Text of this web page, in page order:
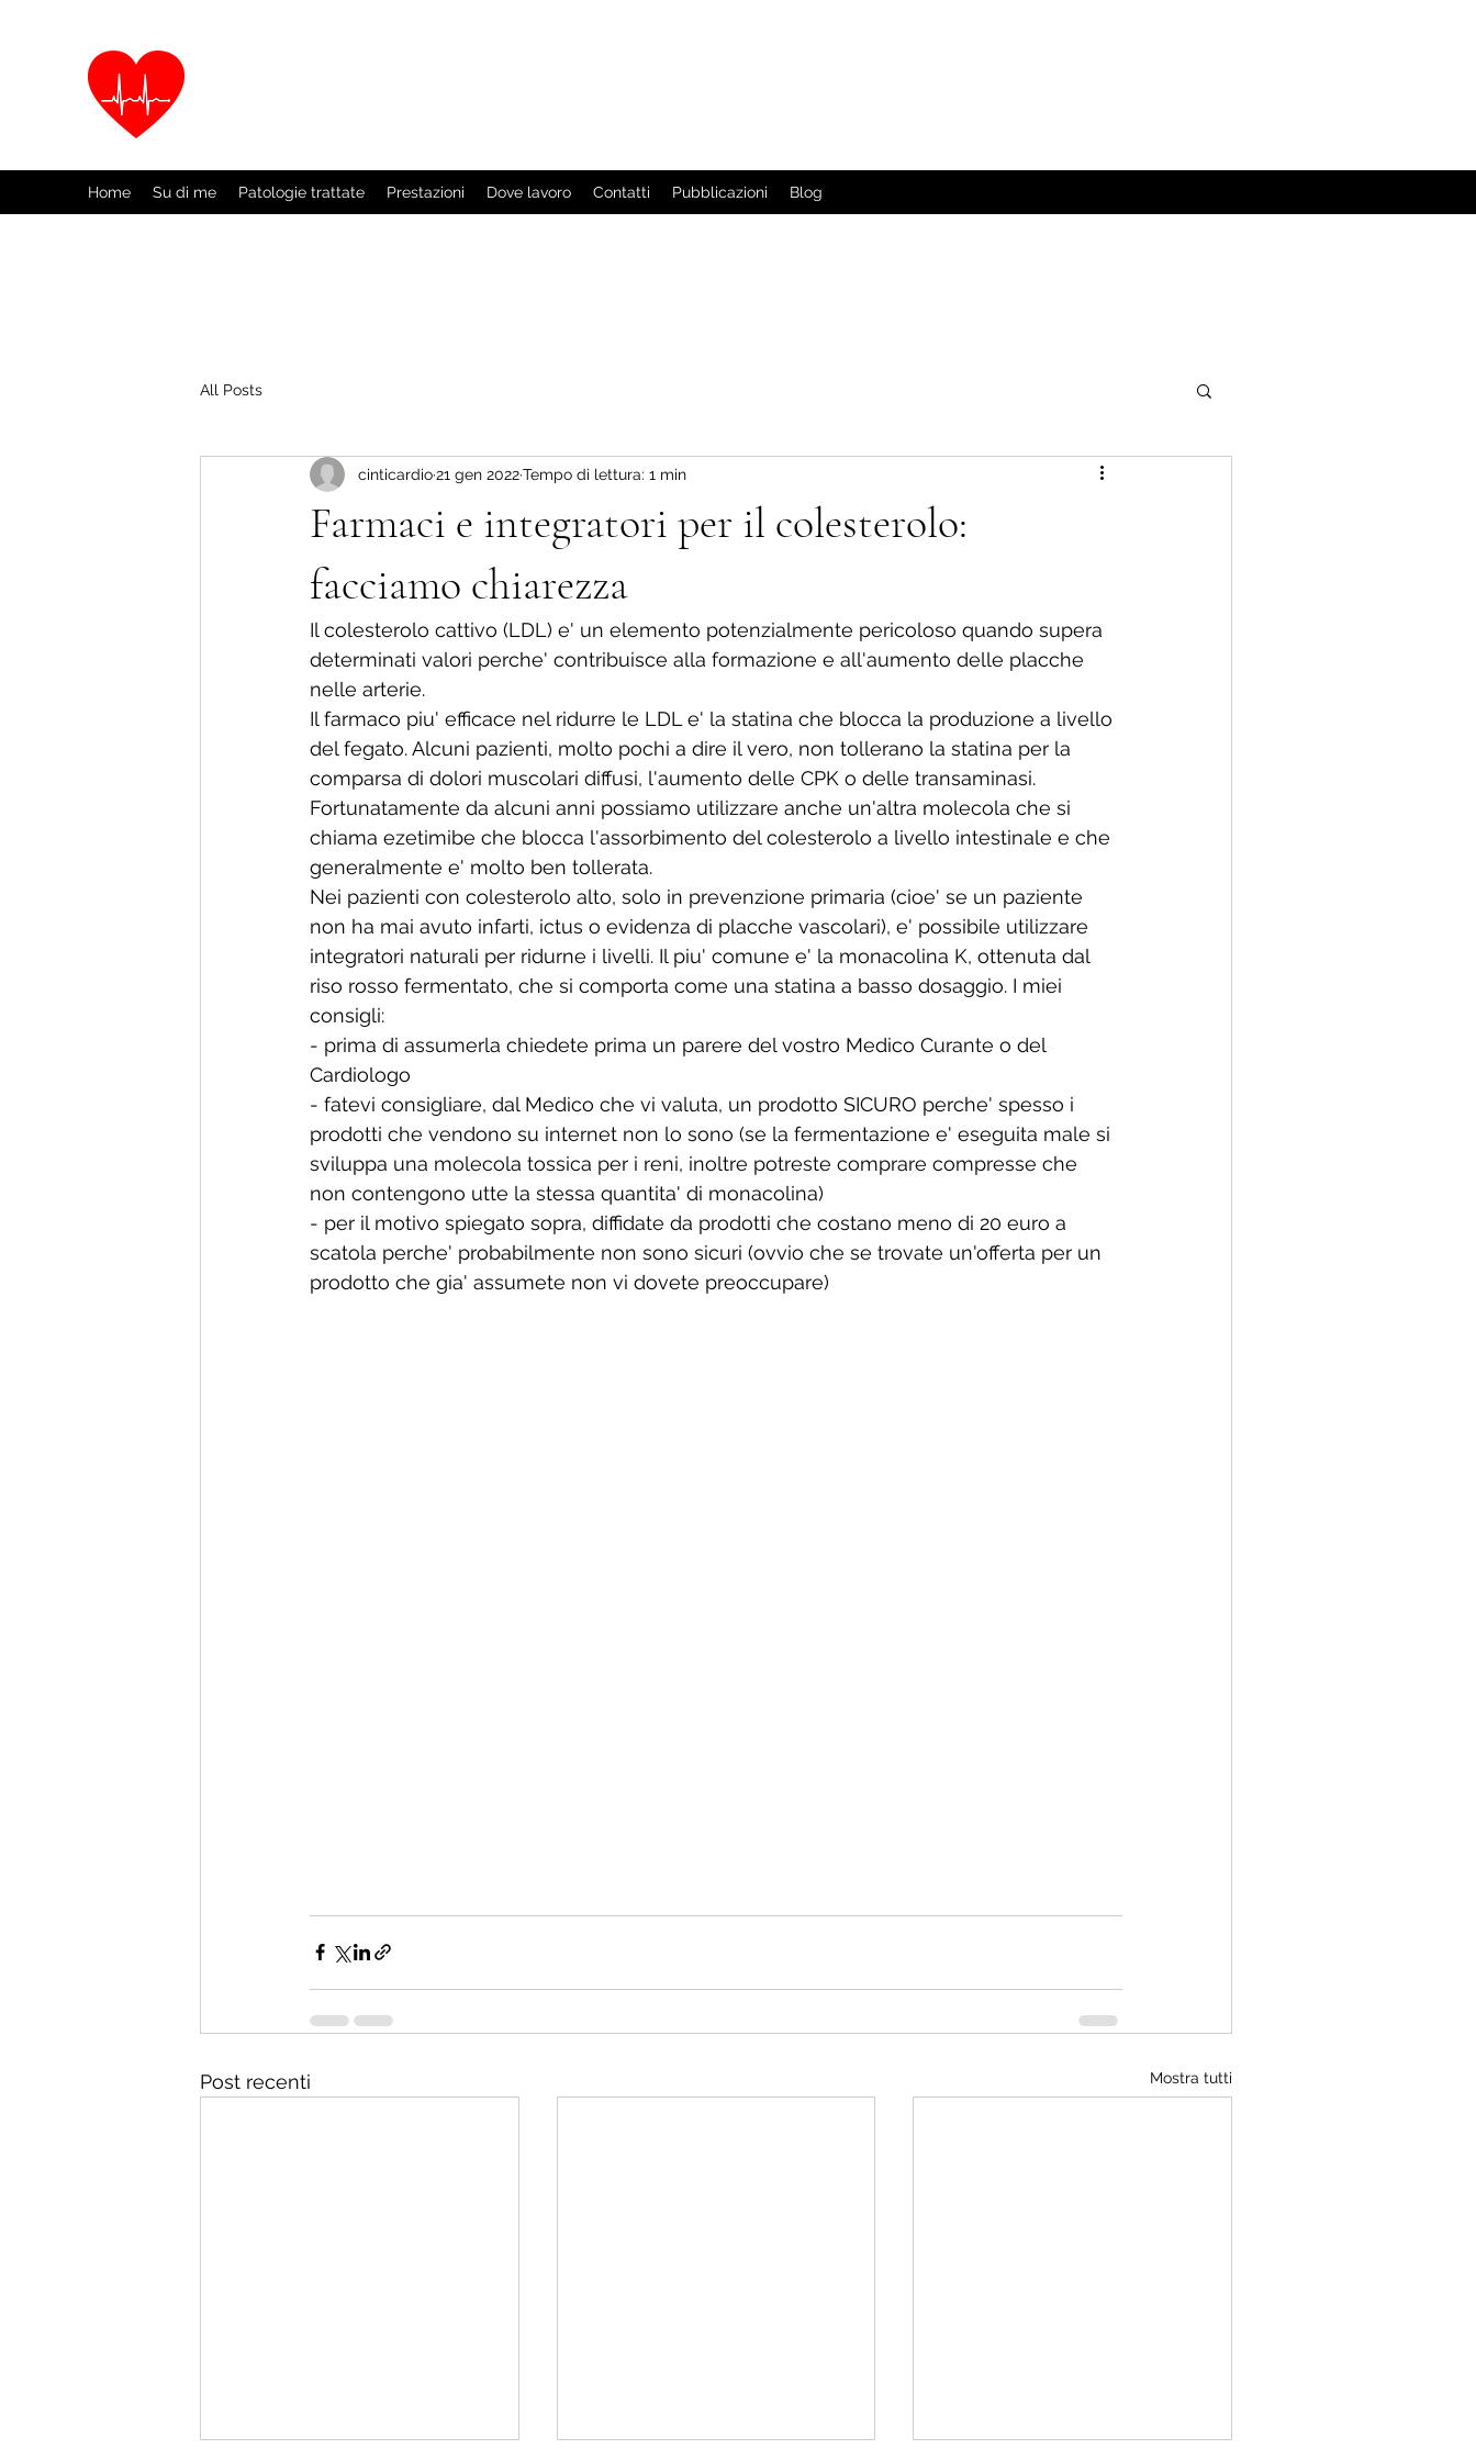
Home Su di me Patologie trattate Prestazioni Dove lavoro Contatti Pubblicazioni Blog
All Posts
Farmaci e integratori per il colesterolo:
facciamo chiarezza
cinticardio21 gen 2022Tempo di lettura: 1 min
Il colesterolo cattivo (LDL) e' un elemento potenzialmente pericoloso quando supera
determinati valori perche' contribuisce alla formazione e all'aumento delle placche
nelle arterie.
Il farmaco piu' efficace nel ridurre le LDL e' la statina che blocca la produzione a livello
del fegato. Alcuni pazienti, molto pochi a dire il vero, non tollerano la statina per la
comparsa di dolori muscolari diffusi, l'aumento delle CPK o delle transaminasi.
Fortunatamente da alcuni anni possiamo utilizzare anche un'altra molecola che si
chiama ezetimibe che blocca l'assorbimento del colesterolo a livello intestinale e che
generalmente e' molto ben tollerata.
Nei pazienti con colesterolo alto, solo in prevenzione primaria (cioe' se un paziente
non ha mai avuto infarti, ictus o evidenza di placche vascolari), e' possibile utilizzare
integratori naturali per ridurne i livelli. Il piu' comune e' la monacolina K, ottenuta dal
riso rosso fermentato, che si comporta come una statina a basso dosaggio. I miei
consigli:
- prima di assumerla chiedete prima un parere del vostro Medico Curante o del
Cardiologo
- fatevi consigliare, dal Medico che vi valuta, un prodotto SICURO perche' spesso i
prodotti che vendono su internet non lo sono (se la fermentazione e' eseguita male si
sviluppa una molecola tossica per i reni, inoltre potreste comprare compresse che
non contengono utte la stessa quantita' di monacolina)
- per il motivo spiegato sopra, diffidate da prodotti che costano meno di 20 euro a
scatola perche' probabilmente non sono sicuri (ovvio che se trovate un'offerta per un
prodotto che gia' assumete non vi dovete preoccupare)
Post recenti Mostra tutti